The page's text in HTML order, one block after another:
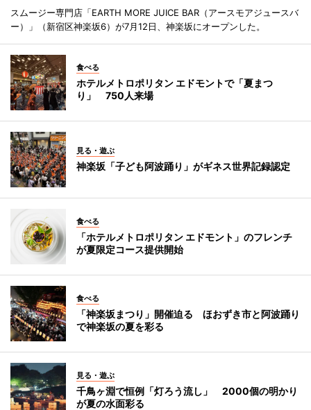
スムージー専門店「EARTH MORE JUICE BAR（アースモアジュースバ
ー）」（新宿区神楽坂6）が7月12日、神楽坂にオープンした。
食べる
ホテルメトロポリタン エドモントで「夏まつ
り」 750人来場
見る・遊ぶ
神楽坂「子ども阿波踊り」がギネス世界記録認定
食べる
「ホテルメトロポリタン エドモント」のフレンチ
が夏限定コース提供開始
食べる
「神楽坂まつり」開催迫る ほおずき市と阿波踊り
で神楽坂の夏を彩る
見る・遊ぶ
千鳥ヶ淵で恒例「灯ろう流し」 2000個の明かり
が夏の水面彩る